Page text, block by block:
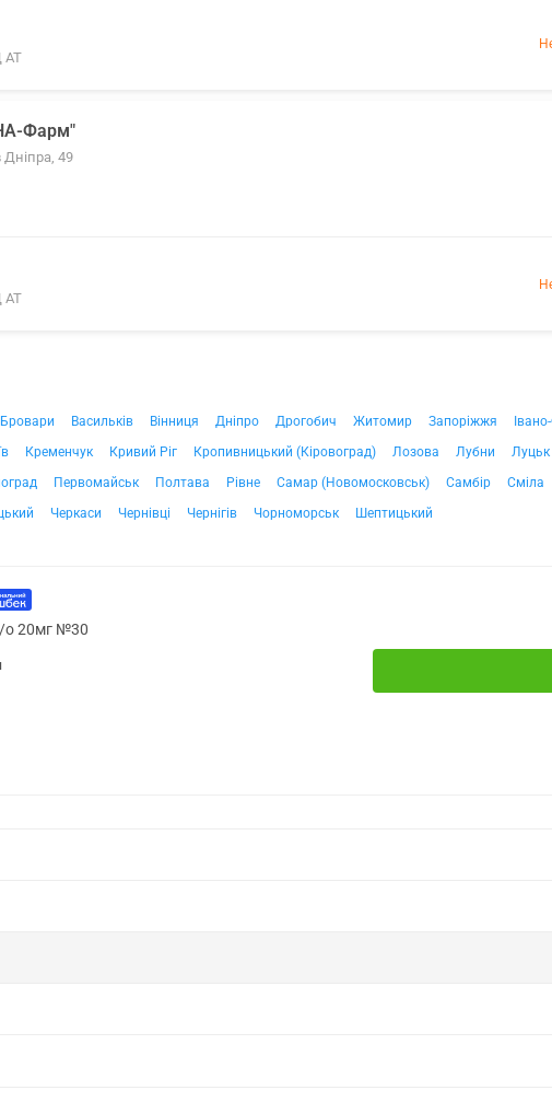
АТ
Фарм"
Дніпра, 49
АТ
Бровари Васильків Вінниця Дніпро Дрогобич Житомир Запоріжжя
Кременчук Кривий Ріг Кропивницький (Кіровоград) Лозова Лубни Луцьк
Первомайськ Полтава Рівне Самар (Новомосковськ) Самбір Сміла
Черкаси Чернівці Чернігів Чорноморськ Шептицький
о 20мг №30